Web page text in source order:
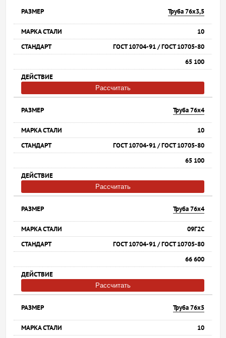
Труба 76х3,5
10
ГОСТ 10704-91 / ГОСТ 10705-80
65 100
Рассчитать
Труба 76х4
10
ГОСТ 10704-91 / ГОСТ 10705-80
65 100
Рассчитать
Труба 76х4
09Г2С
ГОСТ 10704-91 / ГОСТ 10705-80
66 600
Рассчитать
Труба 76х5
10